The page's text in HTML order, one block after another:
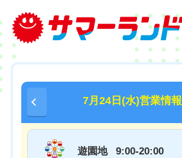
7月24日(水)営業情報
遊園地 9:00-20:00